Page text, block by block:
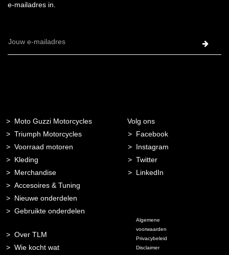
e-mailadres in.
E-
Moto Guzzi Motorcycles
Triumph Motorcycles
Voorraad motoren
Kleding
Merchandise
Accesoires & Tuning
Nieuwe onderdelen
Gebruikte onderdelen
Over TLM
Wie kocht wat
Volg ons
Facebook
Instagram
Twitter
LinkedIn
Algemene
voorwaarden
Privacybeleid
Disclaimer